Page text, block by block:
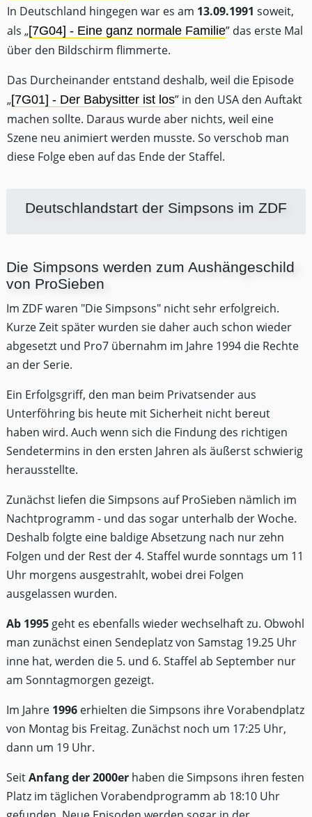
In Deutschland hingegen war es am 13.09.1991 soweit,
als „[7G04] - Eine ganz normale Familie” das erste Mal
über den Bildschirm flimmerte.
Das Durcheinander entstand deshalb, weil die Episode
„[7G01] - Der Babysitter ist los” in den USA den Auftakt
machen sollte. Daraus wurde aber nichts, weil eine
Szene neu animiert werden musste. So verschob man
diese Folge eben auf das Ende der Staffel.
Deutschlandstart der Simpsons im ZDF
Die Simpsons werden zum Aushängeschild
von ProSieben
Im ZDF waren "Die Simpsons" nicht sehr erfolgreich.
Kurze Zeit später wurden sie daher auch schon wieder
abgesetzt und Pro7 übernahm im Jahre 1994 die Rechte
an der Serie.
Ein Erfolgsgriff, den man beim Privatsender aus
Unterföhring bis heute mit Sicherheit nicht bereut
haben wird. Auch wenn sich die Findung des richtigen
Sendetermins in den ersten Jahren als äußerst schwierig
herausstellte.
Zunächst liefen die Simpsons auf ProSieben nämlich im
Nachtprogramm - und das sogar unterhalb der Woche.
Deshalb folgte eine baldige Absetzung nach nur zehn
Folgen und der Rest der 4. Staffel wurde sonntags um 11
Uhr morgens ausgestrahlt, wobei drei Folgen
ausgelassen wurden.
Ab 1995 geht es ebenfalls wieder wechselhaft zu. Obwohl
man zunächst einen Sendeplatz von Samstag 19.25 Uhr
inne hat, werden die 5. und 6. Staffel ab September nur
am Sonntagmorgen gezeigt.
Im Jahre 1996 erhielten die Simpsons ihre Vorabendplatz
von Montag bis Freitag. Zunächst noch um 17:25 Uhr,
dann um 19 Uhr.
SeitAnfang der 2000er haben die Simpsons ihren festen
Platz im täglichen Vorabendprogramm ab 18:10 Uhr